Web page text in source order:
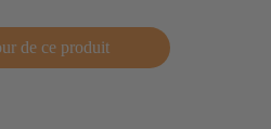
de ce produit